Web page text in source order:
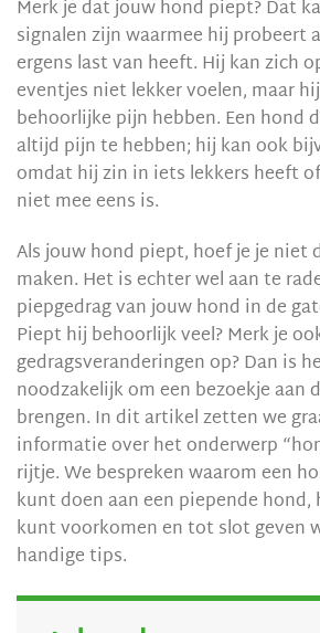
Merk je dat jouw hond piept? Dat
signalen zijn waarmee hij probeert
ergens last van heeft. Hij kan zich
eventjes niet lekker voelen, maar
behoorlijke pijn hebben. Een hond
altijd pijn te hebben; hij kan ook
omdat hij zin in iets lekkers heeft
niet mee eens is.
Als jouw hond piept, hoef je je niet
maken. Het is echter wel aan te
piepgedrag van jouw hond in de
Piept hij behoorlijk veel? Merk je
gedragsveranderingen op? Dan is
noodzakelijk om een bezoekje aan
brengen. In dit artikel zetten we
informatie over het onderwerp
rijtje. We bespreken waarom een
kunt doen aan een piepende hond,
kunt voorkomen en tot slot geven
handige tips.